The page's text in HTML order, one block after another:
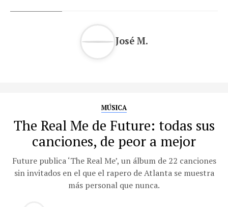
José M.
MÚSICA
The Real Me de Future: todas sus
canciones, de peor a mejor
Future publica ‘The Real Me’, un álbum de 22 canciones
sin invitados en el que el rapero de Atlanta se muestra
más personal que nunca.